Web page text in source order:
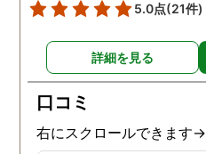
5.0点(21件)
詳細を見る
口コミ
右にスクロールできます→